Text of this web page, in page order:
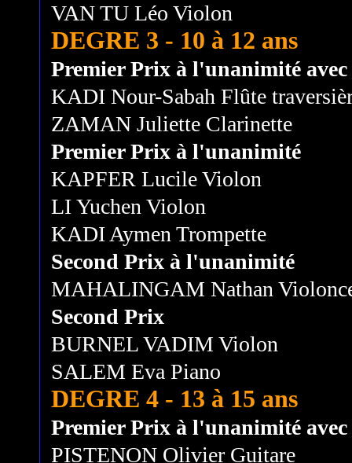
VAN TU Léo Violon
DEGRE 3 - 10 à 12 ans
Premier Prix à l'unanimité
KADI Nour-Sabah Flûte
ZAMAN Juliette Clarinette
Premier Prix à l'unanimité
KAPFER Lucile Violon
LI Yuchen Violon
KADI Aymen Trompette
Second Prix à l'unanimité
MAHALINGAM Nathan
Second Prix
BURNEL VADIM Violon
SALEM Eva Piano
DEGRE 4 - 13 à 15 ans
Premier Prix à l'unanimité
PISTENON Olivier Guitare